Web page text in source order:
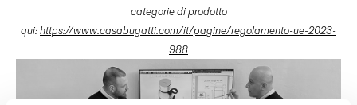
categorie di prodotto
qui:https://www.casabugatti.com/it/pagine/regolamento-ue-2023-
988